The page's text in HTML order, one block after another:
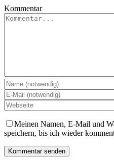
Kommentar
Meinen Namen, E-Mail und
speichern, bis ich wieder